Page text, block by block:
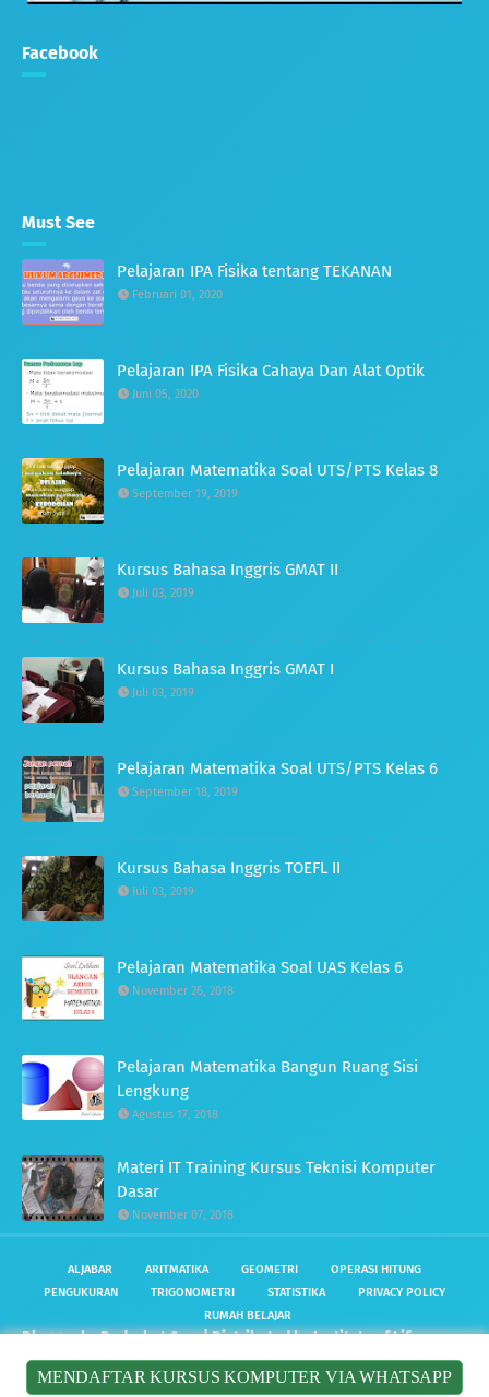
MENDAFTAR KURSUS KOMPUTER VIA WHATSAPP
Facebook
Must See
Pelajaran IPA Fisika tentang TEKANAN
Februari 01, 2020
Pelajaran IPA Fisika Cahaya Dan Alat Optik
Juni 05, 2020
Pelajaran Matematika Soal UTS/PTS Kelas 8
September 19, 2019
Kursus Bahasa Inggris GMAT II
Juli 03, 2019
Kursus Bahasa Inggris GMAT I
Juli 03, 2019
Pelajaran Matematika Soal UTS/PTS Kelas 6
September 18, 2019
Kursus Bahasa Inggris TOEFL II
Juli 03, 2019
Pelajaran Matematika Soal UAS Kelas 6
November 26, 2018
Pelajaran Matematika Bangun Ruang Sisi
Lengkung
Agustus 17, 2018
Materi IT Training Kursus Teknisi Komputer
Dasar
November 07, 2018
ALJABAR ARITMATIKA GEOMETRI
OPERASI HITUNG
PENGUKURAN
TRIGONOMETRI STATISTIKA
PRIVACY POLICY
RUMAH BELAJAR
Blogger byRadarhot Com| Distributed byInstitute of Life